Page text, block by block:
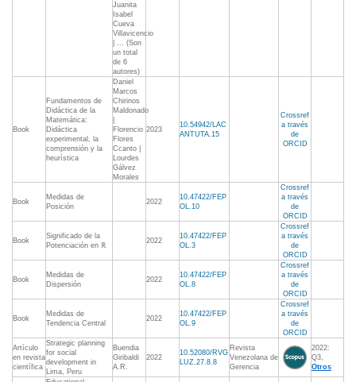
Juanita
Isabel
Cueva
Villavicencio
| ... (Son
un total
de 6
autores)
Book
Fundamentos de
Didáctica de la
Matemática:
Didáctica
experimental, la
comprensión y la
heurística
Daniel
Marcos
Chirinos
Maldonado
Florencio
Flores
Ccanto |
Lourdes
Gálvez
Morales
2023
10.54942/LAC
ANTUTA.15
Crossref
a través
de
ORCID
Book
Medidas de
Posición
2022
10.47422/FEP
OL.10
Crossref
a través
de
ORCID
Book
Significado de la
Potenciación en ℝ
2022
10.47422/FEP
OL.3
Crossref
a través
de
ORCID
Book
Medidas de
Dispersión
2022
10.47422/FEP
OL.8
Crossref
a través
de
ORCID
Book
Medidas de
Tendencia Central
2022
10.47422/FEP
OL.9
Crossref
a través
de
ORCID
Artículo
en revista
científica
Strategic planning
for social
development in
Lima, Peru
Buendia
Giribaldi
A.R.
2022
10.52080/RVG
LUZ.27.8.8
Revista
Venezolana de
Gerencia
2022:
Q3,
Otros